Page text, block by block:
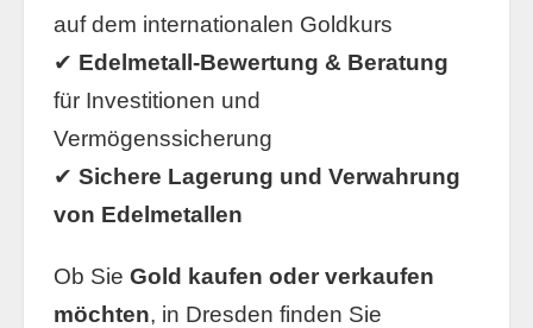
auf dem internationalen Goldkurs
✔ Edelmetall-Bewertung & Beratung
für Investitionen und
Vermögenssicherung
✔ Sichere Lagerung und Verwahrung
von Edelmetallen
Ob Sie Gold kaufen oder verkaufen
möchten, in Dresden finden Sie